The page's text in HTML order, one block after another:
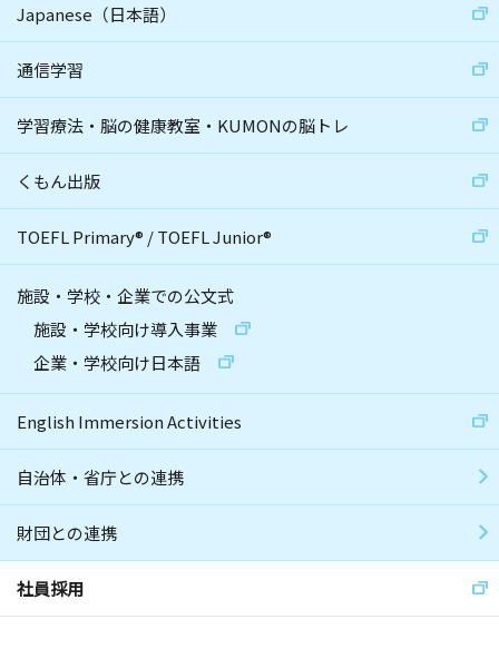
Japanese（日本語）
通信学習
学習療法・脳の健康教室・KUMONの脳トレ
くもん出版
TOEFL Primary® /TOEFL Junior®
施設・学校・企業での公文式
施設・学校向け導入事業
企業・学校向け日本語
English Immersion Activities
自治体・省庁との連携
財団との連携
社員採用